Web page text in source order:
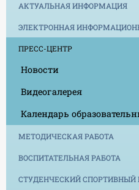
АКТУАЛЬНАЯ ИНФОРМАЦИЯ
ЭЛЕКТРОННАЯ
ПРЕСС-ЦЕНТР
Новости
Видеогалерея
Календарь
МЕТОДИЧЕСКАЯ РАБОТА
ВОСПИТАТЕЛЬНАЯ РАБОТА
СТУДЕНЧЕСКИЙ